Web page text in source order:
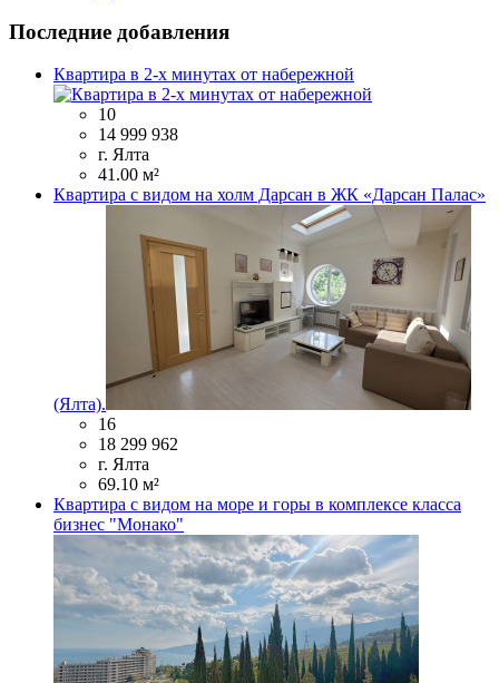
Последние добавления
Квартира в 2-х минутах от набережной
10
14 999 938
г. Ялта
41.00 м²
Квартира с видом на холм Дарсан в ЖК «Дарсан Палас»
(Ялта).
16
18 299 962
г. Ялта
69.10 м²
Квартира с видом на море и горы в комплексе класса
бизнес "Монако"